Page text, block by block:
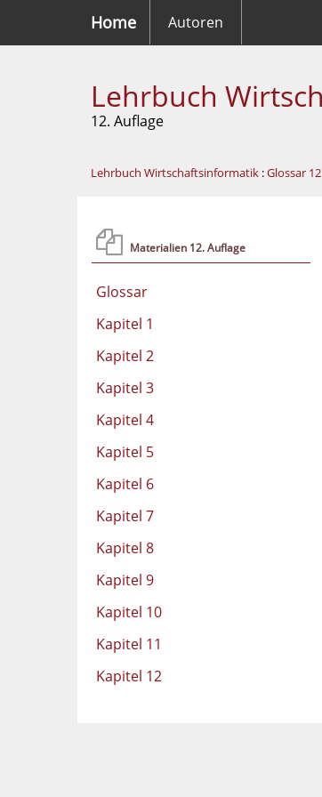
Home Autoren
Lehrbuch
12. Auflage
Lehrbuch Wirtschaftsinformatik :Glossar
Materialien 12. Auflage
Glossar
Kapitel 1
Kapitel 2
Kapitel 3
Kapitel 4
Kapitel 5
Kapitel 6
Kapitel 7
Kapitel 8
Kapitel 9
Kapitel 10
Kapitel 11
Kapitel 12